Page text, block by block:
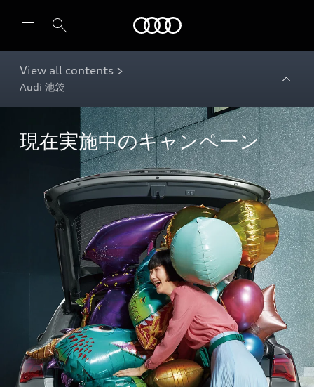
View all contents >
Audi 池袋
現在実施中のキャンペーン